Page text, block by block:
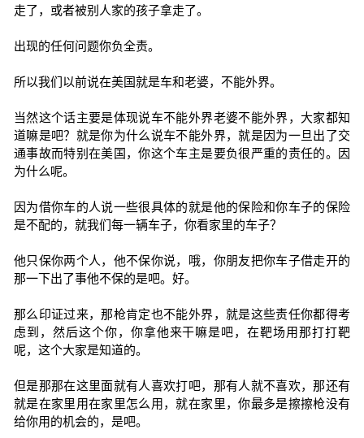
走了，或者被别人家的孩子拿走了。
出现的任何问题你负全责。
所以我们以前说在美国就是车和老婆，不能外界。
当然这个话主要是体现说车不能外界老婆不能外界，大家都知
道嘛是吧？就是你为什么说车不能外界，就是因为一旦出了交
通事故而特别在美国，你这个车主是要负很严重的责任的。因
为什么呢。
因为借你车的人说一些很具体的就是他的保险和你车子的保险
是不配的，就我们每一辆车子，你看家里的车子？
他只保你两个人，他不保你说，哦，你朋友把你车子借走开的
那一下出了事他不保的是吧。好。
那么印证过来，那枪肯定也不能外界，就是这些责任你都得考
虑到，然后这个你，你拿他来干嘛是吧，在靶场用那打打靶
呢，这个大家是知道的。
但是那那在这里面就有人喜欢打吧，那有人就不喜欢，那还有
就是在家里用在家里怎么用，就在家里，你最多是擦擦枪没有
给你用的机会的，是吧。